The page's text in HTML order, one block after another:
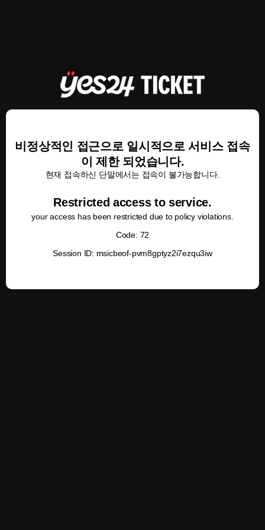
비정상적인 접근으로 일시적으로 서비스 접속
이 제한 되었습니다.
현재 접속하신 단말에서는 접속이 불가능합니다.
Restricted access to service.
your access has been restricted due to policy violations.
Code: 72
Session ID: msicbeof-pvm8gptyz2i7ezqu3iw